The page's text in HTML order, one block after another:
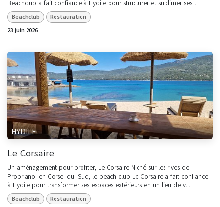
Beachclub a fait confiance à Hydile pour structurer et sublimer ses...
Beachclub Restauration
23 juin 2026
HYDILE
Le Corsaire
Un aménagement pour profiter, Le Corsaire Niché sur les rives de
Propriano, en Corse-du-Sud, le beach club Le Corsaire a fait confiance
à Hydile pour transformer ses espaces extérieurs en un lieu de v...
Beachclub Restauration